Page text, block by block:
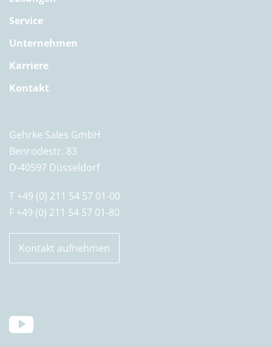
Service
Unternehmen
Karriere
Kontakt
Gehrke Sales GmbH
Benrodestr. 83
D-40597 Düsseldorf
T +49 (0) 211 54 57 01-00
F +49 (0) 211 54 57 01-80
Kontakt aufnehmen